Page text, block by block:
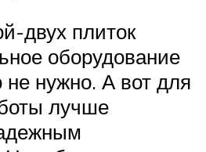
двух плиток
оборудование
не нужно. А вот для
лучше